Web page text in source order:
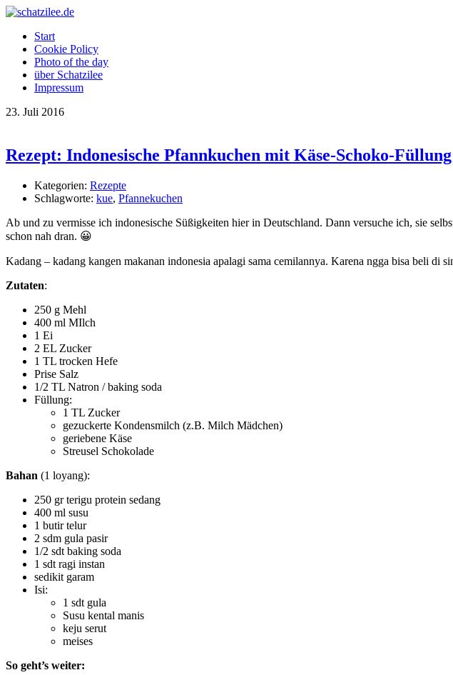
Start
Cookie Policy
Photo of the day
über Schatzilee
Impressum
23. Juli 2016
Rezept: Indonesische Pfannkuchen mit Käse-Schoko-
Kategorien: Rezepte
Schlagworte: kue, Pfannekuchen
Ab und zu vermisse ich indonesische Süßigkeiten hier in Deutschland. Dann versuche ich, sie
schon nah dran. 😀
Kadang – kadang kangen makanan indonesia apalagi sama cemilannya. Karena ngga bisa beli di
Zutaten:
250 g Mehl
400 ml MIlch
1 Ei
2 EL Zucker
1 TL trocken Hefe
Prise Salz
1/2 TL Natron / baking soda
Füllung:
1 TL Zucker
gezuckerte Kondensmilch (z.B. Milch Mädchen)
geriebene Käse
Streusel Schokolade
Bahan (1 loyang):
250 gr terigu protein sedang
400 ml susu
1 butir telur
2 sdm gula pasir
1/2 sdt baking soda
1 sdt ragi instan
sedikit garam
Isi:
1 sdt gula
Susu kental manis
keju serut
meises
So geht’s weiter: